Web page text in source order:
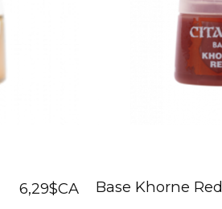
6,29$CA Base Khorne Red